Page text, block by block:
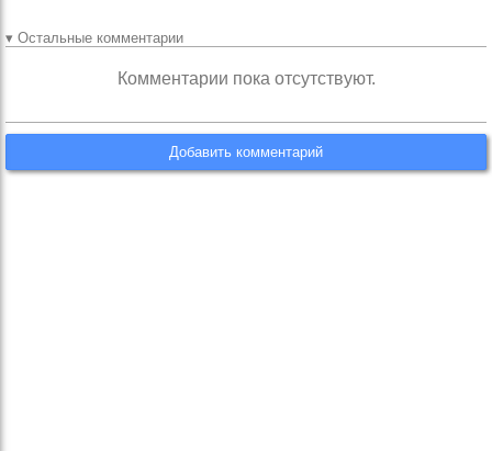
▾ Остальные комментарии
Комментарии пока отсутствуют.
Добавить комментарий